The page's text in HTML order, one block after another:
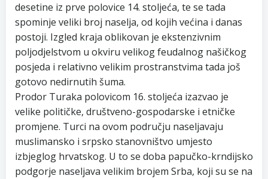
desetine iz prve polovice 14. stoljeća, te se tada
spominje veliki broj naselja, od kojih većina i danas
postoji. Izgled kraja oblikovan je ekstenzivnim
poljodjelstvom u okviru velikog feudalnog našičkog
posjeda i relativno velikim prostranstvima tada još
gotovo nedirnutih šuma.
Prodor Turaka polovicom 16. stoljeća izazvao je
velike političke, društveno-gospodarske i etničke
promjene. Turci na ovom području naseljavaju
muslimansko i srpsko stanovništvo umjesto
izbjeglog hrvatskog. U to se doba papučko-krndijsko
podgorje naseljava velikim brojem Srba, koji su se na